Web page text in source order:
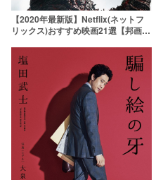
【2020年最新版】Netflix(ネットフ
リックス)おすすめ映画21選【邦画